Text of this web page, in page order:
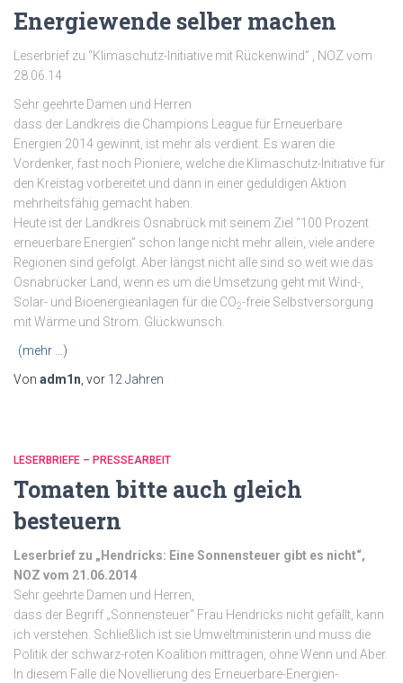
Energiewende selber machen
Leserbrief zu “Klimaschutz-Initiative mit Rückenwind” , NOZ vom
28.06.14
Sehr geehrte Damen und Herren
dass der Landkreis die Champions League für Erneuerbare
Energien 2014 gewinnt, ist mehr als verdient. Es waren die
Vordenker, fast noch Pioniere, welche die Klimaschutz-Initiative für
den Kreistag vorbereitet und dann in einer geduldigen Aktion
mehrheitsfähig gemacht haben.
Heute ist der Landkreis Osnabrück mit seinem Ziel “100 Prozent
erneuerbare Energien” schon lange nicht mehr allein, viele andere
Regionen sind gefolgt. Aber längst nicht alle sind so weit wie das
Osnabrücker Land, wenn es um die Umsetzung geht mit Wind-,
Solar- und Bioenergieanlagen für die CO2-freie Selbstversorgung
mit Wärme und Strom. Glückwunsch.
(mehr …)
Von adm1n , vor 12 Jahren
LESERBRIEFE – PRESSEARBEIT
Tomaten bitte auch gleich
besteuern
Leserbrief zu „Hendricks: Eine Sonnensteuer gibt es nicht“,
NOZ vom 21.06.2014
Sehr geehrte Damen und Herren,
dass der Begriff „Sonnensteuer“ Frau Hendricks nicht gefällt, kann
ich verstehen. Schließlich ist sie Umweltministerin und muss die
Politik der schwarz-roten Koalition mittragen, ohne Wenn und Aber.
In diesem Falle die Novellierung des Erneuerbare-Energien-